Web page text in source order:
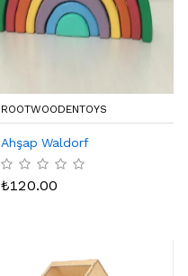
ROOTWOODENTOYS
Ahşap Waldorf
₺120.00